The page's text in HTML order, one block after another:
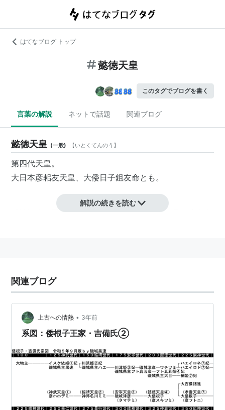
はてなブログ トップ
懿徳天皇
このタグでブログを書く
言葉の解説 ネットで話題 関連ブログ
懿徳天皇 (一般) 【いとくてんのう 】
第四代天皇。
大日本彦耜友天皇、大倭日子鉏友命とも。
磯城津彦玉手看天皇（安寧天皇）の第二子。母は渟名底
在位期間
解説の続きを読む
関連ブログ
上古への情熱 • 3年前
系図：倭根子王家・吉備氏②